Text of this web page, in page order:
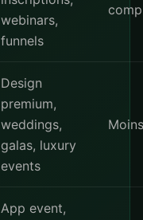
webinars,
funnels
Design
premium,
weddings,
galas, luxury
events
App event,